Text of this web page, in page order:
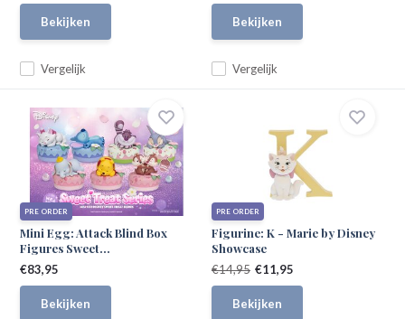
Vergelijk
Bekijken
Vergelijk
Bekijken
PRE ORDER
Mini Egg: Attack Blind Box
Figures Sweet...
€83,95
Bekijken
PRE ORDER
Figurine: K - Marie by Disney
Showcase
€14,95 €11,95
Bekijken